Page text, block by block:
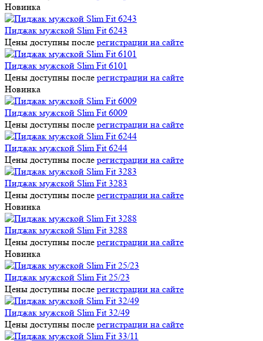
Новинка
Пиджак мужской Slim Fit 6243
Цены доступны после регистрации на сайте
Пиджак мужской Slim Fit 6101
Цены доступны после регистрации на сайте
Новинка
Пиджак мужской Slim Fit 6009
Цены доступны после регистрации на сайте
Пиджак мужской Slim Fit 6244
Цены доступны после регистрации на сайте
Пиджак мужской Slim Fit 3283
Цены доступны после регистрации на сайте
Новинка
Пиджак мужской Slim Fit 3288
Цены доступны после регистрации на сайте
Новинка
Пиджак мужской Slim Fit 25/23
Цены доступны после регистрации на сайте
Пиджак мужской Slim Fit 32/49
Цены доступны после регистрации на сайте